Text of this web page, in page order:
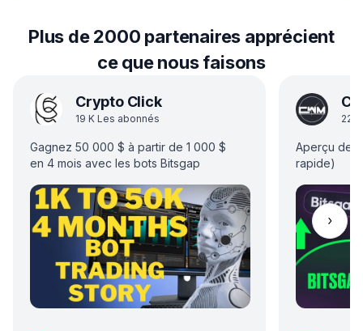
Plus de 2000 partenaires apprécient
ce que nous faisons
Crypto Click
19 K Les abonnés
Gagnez 50 000 $ à partir de 1 000 $
en 4 mois avec les bots Bitsgap
22.1
Aperçu de
rapide)
Faire